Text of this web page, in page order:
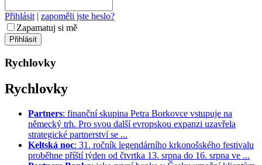
Přihlásit | zapoměli jste heslo?
Zapamatuj si mě
Rychlovky
Rychlovky
Partners: finanční skupina Petra Borkovce vstupuje na
německý trh. Pro svou další evropskou expanzi uzavřela
strategické partnerství se ...
Keltská noc: 31. ročník legendárního krkonošského festivalu
proběhne příští týden od čtvrtka 13. srpna do 16. srpna ve ...